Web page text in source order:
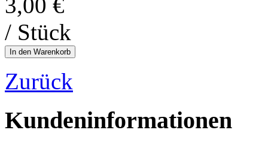
/ Stück
Zurück
Kundeninformationen